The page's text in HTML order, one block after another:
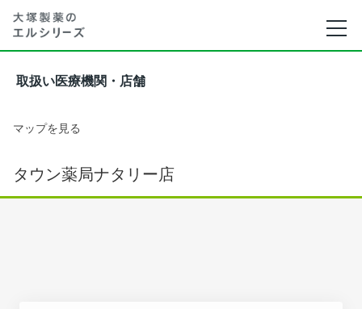
取扱い医療機関・店舗
マップを見る
タウン薬局ナタリー店